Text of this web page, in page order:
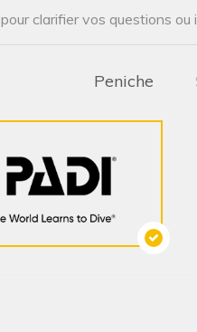
pour clarifier vos questions ou
Peniche